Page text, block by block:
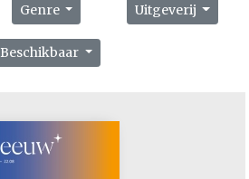
Genre Uitgeverij
Beschikbaar